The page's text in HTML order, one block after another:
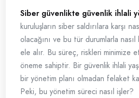
Siber güvenlikte güvenlik ihlali
kuruluşların siber saldırılara karşı
olacağını ve bu tür durumlarla nasıl
ele alır. Bu süreç, riskleri minimize
öneme sahiptir. Bir güvenlik ihlali
bir yönetim planı olmadan felaket
Peki, bu yönetim süreci nasıl işler?